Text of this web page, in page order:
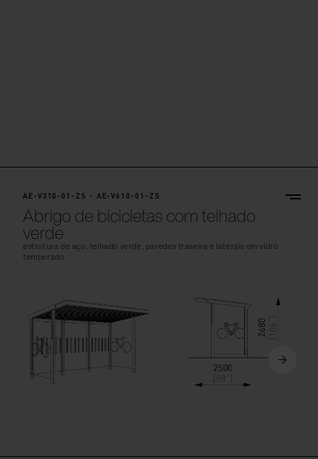
AE-V310-01-ZS - AE-V610-01-ZS
Abrigo de bicicletas com telhado
verde
estrutura de aço, telhado verde, paredes traseira e laterais em vidro
temperado